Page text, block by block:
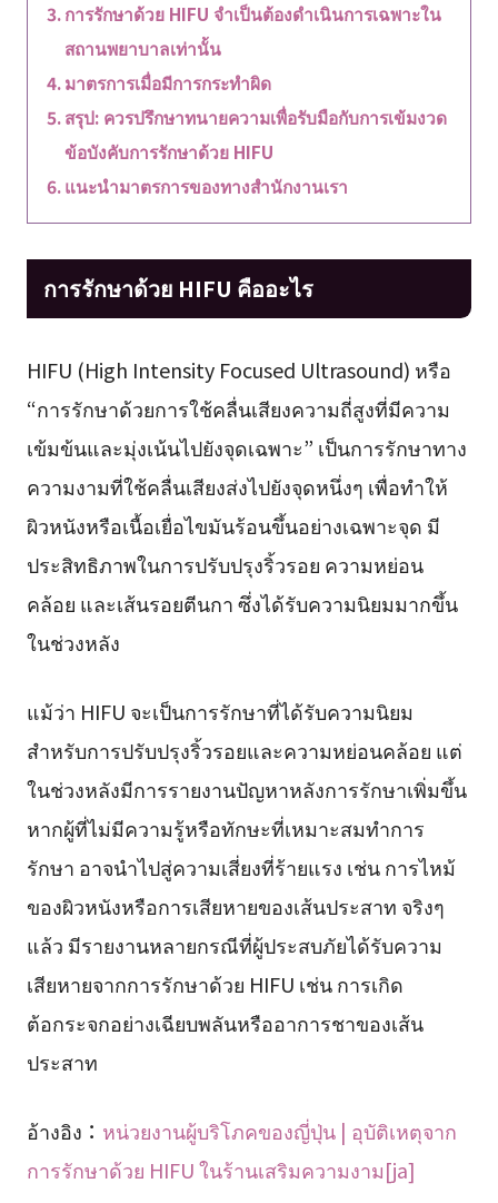
การรักษาด้วย HIFU จำเป็นต้องดำเนินการเฉพาะใน
สถานพยาบาลเท่านั้น
มาตรการเมื่อมีการกระทำผิด
สรุป: ควรปรึกษาทนายความเพื่อรับมือกับการเข้มงวด
ข้อบังคับการรักษาด้วย HIFU
แนะนำมาตรการของทางสำนักงานเรา
การรักษาด้วย HIFU คืออะไร
HIFU (High Intensity Focused Ultrasound) หรือ
“การรักษาด้วยการใช้คลื่นเสียงความถี่สูงที่มีความ
เข้มข้นและมุ่งเน้นไปยังจุดเฉพาะ” เป็นการรักษาทาง
ความงามที่ใช้คลื่นเสียงส่งไปยังจุดหนึ่งๆ เพื่อทำให้
ผิวหนังหรือเนื้อเยื่อไขมันร้อนขึ้นอย่างเฉพาะจุด มี
ประสิทธิภาพในการปรับปรุงริ้วรอย ความหย่อน
คล้อย และเส้นรอยตีนกา ซึ่งได้รับความนิยมมากขึ้น
ในช่วงหลัง
แม้ว่า HIFU จะเป็นการรักษาที่ได้รับความนิยม
สำหรับการปรับปรุงริ้วรอยและความหย่อนคล้อย แต่
ในช่วงหลังมีการรายงานปัญหาหลังการรักษาเพิ่มขึ้น
หากผู้ที่ไม่มีความรู้หรือทักษะที่เหมาะสมทำการ
รักษา อาจนำไปสู่ความเสี่ยงที่ร้ายแรง เช่น การไหม้
ของผิวหนังหรือการเสียหายของเส้นประสาท จริงๆ
แล้ว มีรายงานหลายกรณีที่ผู้ประสบภัยได้รับความ
เสียหายจากการรักษาด้วย HIFU เช่น การเกิด
ต้อกระจกอย่างเฉียบพลันหรืออาการชาของเส้น
ประสาท
อ้างอิง： หน่วยงานผู้บริโภคของญี่ปุ่น | อุบัติเหตุจาก
การรักษาด้วย HIFU ในร้านเสริมความงาม[ja]